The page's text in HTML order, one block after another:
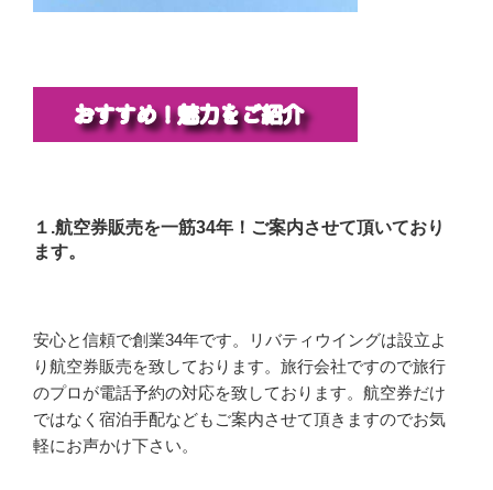
１.航空券販売を一筋34年！ご案内させて頂いており
ます。
安心と信頼で創業34年です。リバティウイングは設立よ
り航空券販売を致しております。旅行会社ですので旅行
のプロが電話予約の対応を致しております。航空券だけ
ではなく宿泊手配などもご案内させて頂きますのでお気
軽にお声かけ下さい。